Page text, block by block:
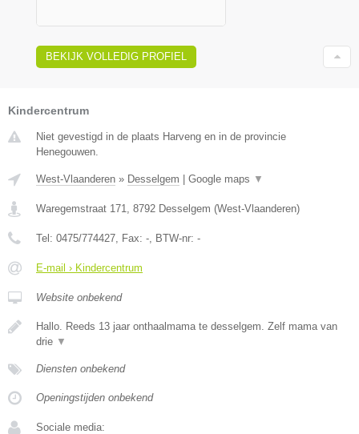
BEKIJK VOLLEDIG PROFIEL
Kindercentrum
Niet gevestigd in de plaats Harveng en in de provincie
Henegouwen.
West-Vlaanderen » Desselgem | Google maps ▼
Waregemstraat 171 8792 Desselgem (West-Vlaanderen)
Tel: 0475/774427 , Fax: - , BTW-nr: -
E-mail › Kindercentrum
Website onbekend
Hallo. Reeds 13 jaar onthaalmama te desselgem. Zelf mama van
drie ▼
Diensten onbekend
Openingstijden onbekend
Sociale media: